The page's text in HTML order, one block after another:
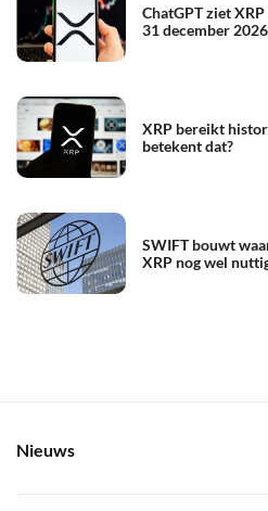
ChatGPT ziet
31 december 2026
XRP bereikt
betekent dat?
SWIFT bouwt
XRP nog wel
Nieuws